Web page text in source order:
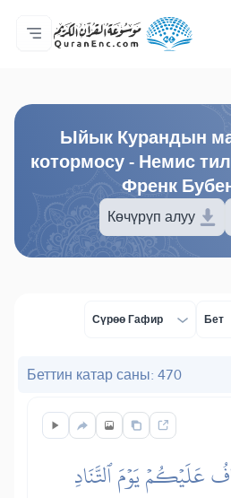
Башкы бет
Котормолордун
Audio
Иштеп
Долбоор тууралуу
Биз менен байланыш
Тил
Ыйык Курандын
котормосу - Немис
Френк
Көчүрүп алуу
Сүрөө Гафир Бет
Беттин катар саны: 470
عَلَيۡكُمۡ يَوۡمَ ٱلتَّنَادِ